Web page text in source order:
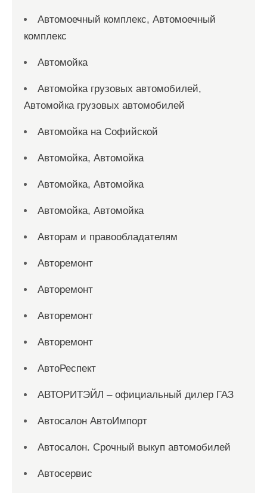
Автомоечный комплекс, Автомоечный
комплекс
Автомойка
Автомойка грузовых автомобилей,
Автомойка грузовых автомобилей
Автомойка на Софийской
Автомойка, Автомойка
Автомойка, Автомойка
Автомойка, Автомойка
Авторам и правообладателям
Авторемонт
Авторемонт
Авторемонт
Авторемонт
АвтоРеспект
АВТОРИТЭЙЛ – официальный дилер ГАЗ
Автосалон АвтоИмпорт
Автосалон. Срочный выкуп автомобилей
Автосервис